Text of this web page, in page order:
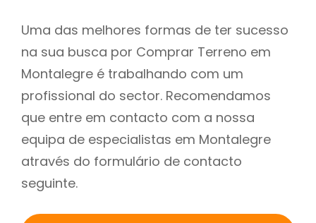
Uma das melhores formas de ter sucesso
na sua busca por Comprar Terreno em
Montalegre é trabalhando com um
profissional do sector. Recomendamos
que entre em contacto com a nossa
equipa de especialistas em Montalegre
através do formulário de contacto
seguinte.